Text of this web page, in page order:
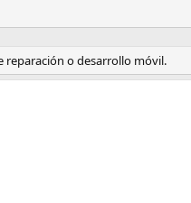
reparación o desarrollo móvil.